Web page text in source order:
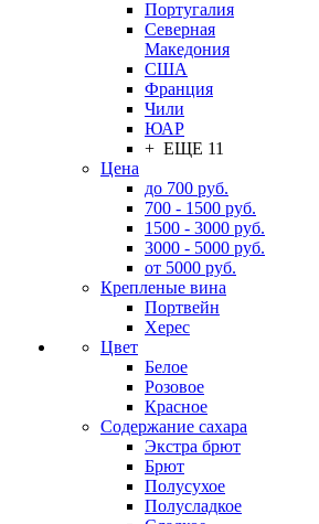
Португалия
Северная
Македония
США
Франция
Чили
ЮАР
+ ЕЩЕ 11
Цена
до 700 руб.
700 - 1500 руб.
1500 - 3000 руб.
3000 - 5000 руб.
от 5000 руб.
Крепленые вина
Портвейн
Херес
Цвет
Белое
Розовое
Красное
Содержание сахара
Экстра брют
Брют
Полусухое
Полусладкое